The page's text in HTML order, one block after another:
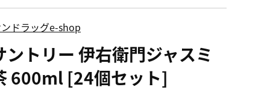
ドラッグe-shop
トリー 伊右衛門ジャスミ
600ml [24個セット]